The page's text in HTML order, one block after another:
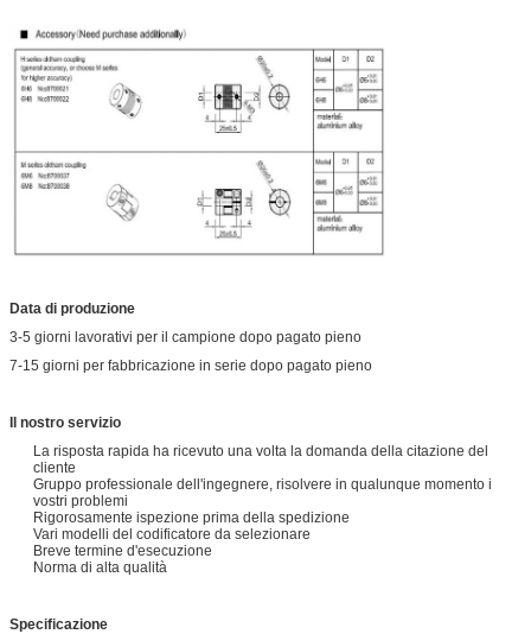
Data di produzione
3-5 giorni lavorativi per il campione dopo pagato pieno
7-15 giorni per fabbricazione in serie dopo pagato pieno
Il nostro servizio
La risposta rapida ha ricevuto una volta la domanda della citazione del
cliente
Gruppo professionale dell'ingegnere, risolvere in qualunque momento i
vostri problemi
Rigorosamente ispezione prima della spedizione
Vari modelli del codificatore da selezionare
Breve termine d'esecuzione
Norma di alta qualità
Specificazione